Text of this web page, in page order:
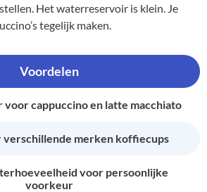
Het waterreservoir is klein. Je
tegelijk maken.
Voordelen
cappuccino en latte macchiato
verschillende merken koffiecups
voor persoonlijke
voorkeur